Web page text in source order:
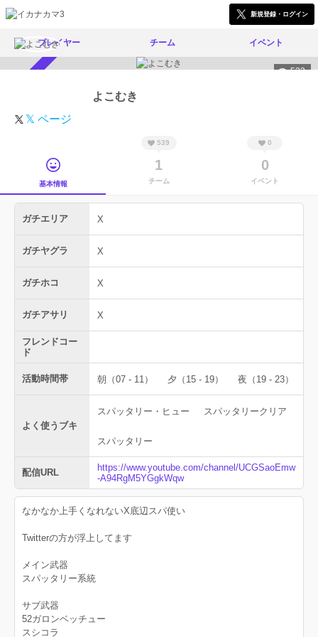
新規登録・ログイン
プレイヤー チーム イベント
523
よこむき
𝕏 ページ
基本情報
539
1
チーム
0
0
イベント
ガチエリア X
ガチヤグラ X
ガチホコ X
ガチアサリ X
フレンドコー
ド
活動時間帯 朝（07 - 11） 夕（15 - 19） 夜（19 - 23）
よく使うブキ
スパッタリー・ヒュー スパッタリークリア
スパッタリー
配信URL
https://www.youtube.com/channel/UCGSaoEmw
-A94RgM5YGgkWqw
なかなか上手くなれないX底辺スパ使い
Twitterの方が浮上してます
メイン武器
スパッタリー系統
サブ武器
52ガロンベッチュー
スシコラ